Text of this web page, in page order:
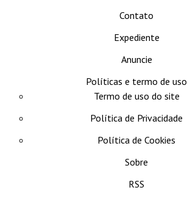
Contato
Expediente
Anuncie
Políticas e termo de uso
Termo de uso do site
Política de Privacidade
Política de Cookies
Sobre
RSS